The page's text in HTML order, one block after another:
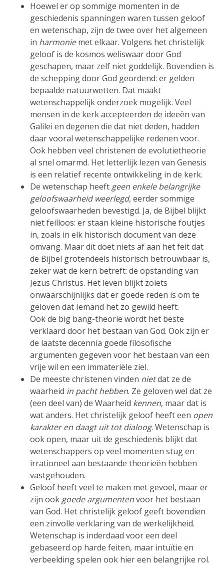
Hoewel er op sommige momenten in de
geschiedenis spanningen waren tussen geloof
en wetenschap, zijn de twee over het algemeen
in harmoniemet elkaar. Volgens het christelijk
geloof is de kosmos weliswaar door God
geschapen, maar zelf niet goddelijk. Bovendien is
de schepping door God geordend: er gelden
bepaalde natuurwetten. Dat maakt
wetenschappelijk onderzoek mogelijk. Veel
mensen in de kerk accepteerden de ideeën van
Galilei en degenen die dat niet deden, hadden
daar vooral wetenschappelijke redenen voor.
Ook hebben veel christenen de evolutietheorie
al snel omarmd. Het letterlijk lezen van Genesis
is een relatief recente ontwikkeling in de kerk.
De wetenschap heeft geen enkele belangrijke
geloofswaarheid weerlegd, eerder sommige
geloofswaarheden bevestigd. Ja, de Bijbel blijkt
niet feilloos: er staan kleine historische foutjes
in, zoals in elk historisch document van deze
omvang. Maar dit doet niets af aan het feit dat
de Bijbel grotendeels historisch betrouwbaar is,
zeker wat de kern betreft: de opstanding van
Jezus Christus. Het leven blijkt zoiets
onwaarschijnlijks dat er goede reden is om te
geloven dat Iemand het zo gewild heeft.
Ook de big bang-theorie wordt het beste
verklaard door het bestaan van God. Ook zijn er
de laatste decennia goede filosofische
argumenten gegeven voor het bestaan van een
vrije wil en een immateriële ziel.
De meeste christenen vinden nietdat ze de
waarheid in pacht hebben. Ze geloven wel dat ze
(een deel van) de Waarheid kennen, maar dat is
wat anders. Het christelijk geloof heeft een open
karakter en daagt uit tot dialoog. Wetenschap is
ook open, maar uit de geschiedenis blijkt dat
wetenschappers op veel momenten stug en
irrationeel aan bestaande theorieën hebben
vastgehouden.
Geloof heeft veel te maken met gevoel, maar er
zijn ook goede argumentenvoor het bestaan
van God. Het christelijk geloof geeft bovendien
een zinvolle verklaring van de werkelijkheid.
Wetenschap is inderdaad voor een deel
gebaseerd op harde feiten, maar intuïtie en
verbeelding spelen ook hier een belangrijke rol.